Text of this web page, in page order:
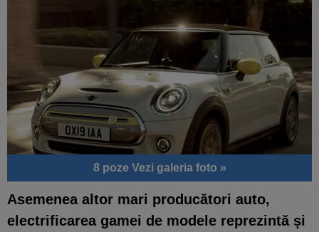
8 poze Vezi galeria foto »
Asemenea altor mari producători auto,
electrificarea gamei de modele reprezintă și